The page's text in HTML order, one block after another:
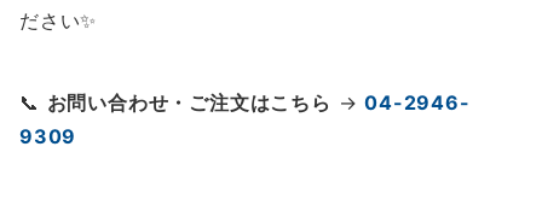
ださい✨
📞 お問い合わせ・ご注文はこちら →04-2946-
9309